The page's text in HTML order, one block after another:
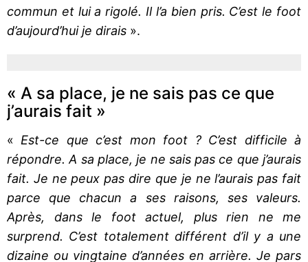
commun et lui a rigolé. Il l’a bien pris. C’est le foot
d’aujourd’hui je dirais ».
« A sa place, je ne sais pas ce que
j’aurais fait »
« Est-ce que c’est mon foot ? C’est difficile à
répondre. A sa place, je ne sais pas ce que j’aurais
fait. Je ne peux pas dire que je ne l’aurais pas fait
parce que chacun a ses raisons, ses valeurs.
Après, dans le foot actuel, plus rien ne me
surprend. C’est totalement différent d’il y a une
dizaine ou vingtaine d’années en arrière. Je pars